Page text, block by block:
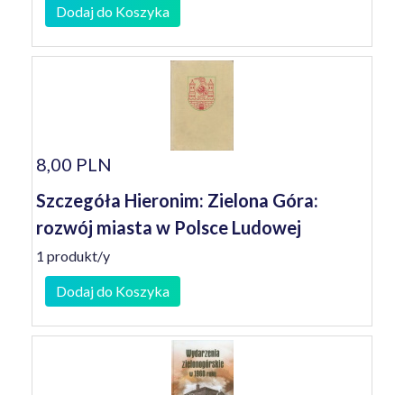
Dodaj do Koszyka
8,00 PLN
Szczegóła Hieronim: Zielona Góra:
rozwój miasta w Polsce Ludowej
1 produkt/y
Dodaj do Koszyka